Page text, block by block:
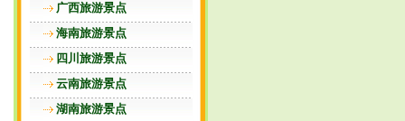
广西旅游景点
海南旅游景点
四川旅游景点
云南旅游景点
湖南旅游景点